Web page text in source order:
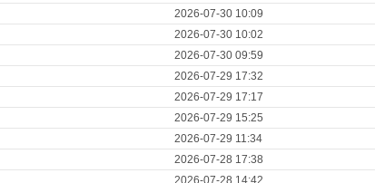
2026-07-30 10:09
2026-07-30 10:02
2026-07-30 09:59
2026-07-29 17:32
2026-07-29 17:17
2026-07-29 15:25
2026-07-29 11:34
2026-07-28 17:38
2026-07-28 14:42